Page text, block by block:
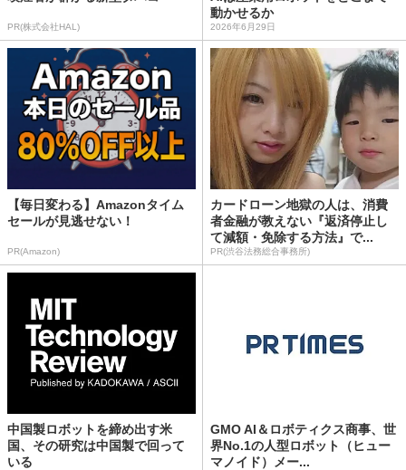
PR(株式会社HAL)
動かせるか
2026年6月29日
【毎日変わる】Amazonタイム
セールが見逃せない！
PR(Amazon)
カードローン地獄の人は、消費
者金融が教えない『返済停止し
て減額・免除する方法』で...
PR(渋谷法務総合事務所)
中国製ロボットを締め出す米
国、その研究は中国製で回って
いる
GMO AI＆ロボティクス商事、世
界No.1の人型ロボット（ヒュー
マノイド）メー...